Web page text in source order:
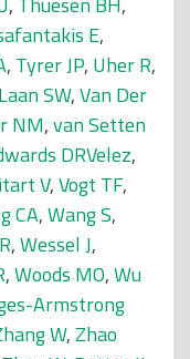
E,
, Tyrer JP, Uher R,
SW,Van Der
NM,van Setten
DRVelez,
V,Vogt TF,
CA,Wang S,
,Wessel J,
,Woods MO,Wu
Armstrong
W,Zhao